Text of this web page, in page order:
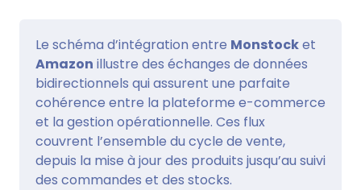
Le schéma d’intégration entre Monstocket
Amazon illustre des échanges de données
bidirectionnels qui assurent une parfaite
cohérence entre la plateforme e-commerce
et la gestion opérationnelle. Ces flux
couvrent l’ensemble du cycle de vente,
depuis la mise à jour des produits jusqu’au suivi
des commandes et des stocks.